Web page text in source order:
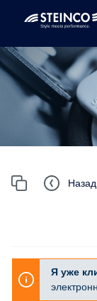
Назад
Я уже